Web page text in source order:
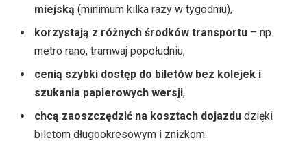
miejską (minimum kilka razy w tygodniu),
korzystają z różnych środków transportu – np.
metro rano, tramwaj popołudniu,
cenią szybki dostęp do biletów bez kolejek i
szukania papierowych wersji,
chcą zaoszczędzić na kosztach dojazdu dzięki
biletom długookresowym i zniżkom.